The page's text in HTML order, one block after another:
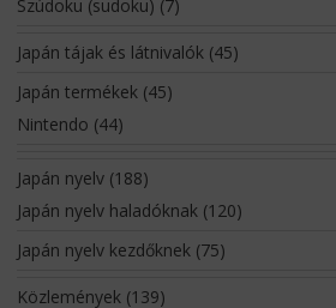
Szúdoku (sudoku) (7)
Japán tájak és látnivalók(45)
Japán termékek(45)
Nintendo (44)
Japán nyelv(188)
Japán nyelv haladóknak(120)
Japán nyelv kezdőknek(75)
Közlemények(139)